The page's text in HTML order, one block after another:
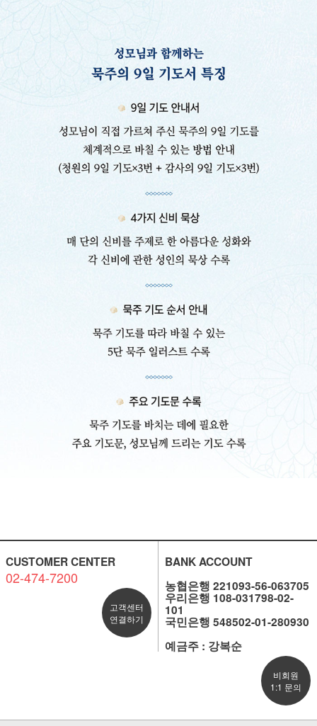
CUSTOMER CENTER
02-474-7200
고객센터
연결하기
BANK ACCOUNT
농협은행 221093-56-063705
우리은행 108-031798-02-
101
국민은행 548502-01-280930
예금주 : 강복순
비회원
1:1 문의